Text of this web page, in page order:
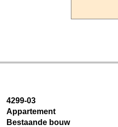
4299-03
Appartement
Bestaande bouw